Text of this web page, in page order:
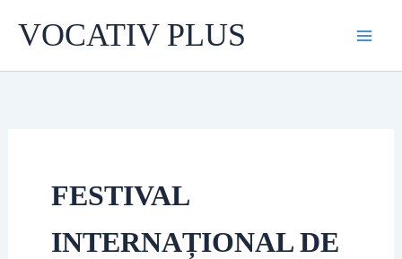
VOCATIV PLUS
FESTIVAL
INTERNAȚIONAL DE